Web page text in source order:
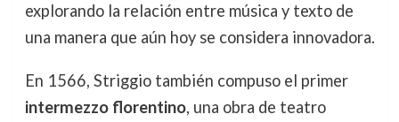
explorando la relación entre música y texto de
una manera que aún hoy se considera innovadora.
En 1566, Striggio también compuso el primer
intermezzo florentino, una obra de teatro